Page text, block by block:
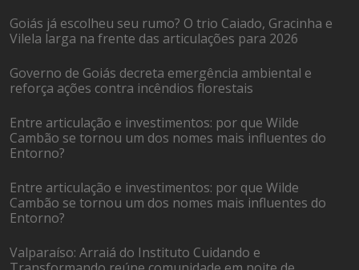
Goiás já escolheu seu rumo? O trio Caiado, Gracinha e
Vilela larga na frente das articulações para 2026
Governo de Goiás decreta emergência ambiental e
reforça ações contra incêndios florestais
Entre articulação e investimentos: por que Wilde
Cambão se tornou um dos nomes mais influentes do
Entorno?
Entre articulação e investimentos: por que Wilde
Cambão se tornou um dos nomes mais influentes do
Entorno?
Valparaíso: Arraiá do Instituto Cuidando e